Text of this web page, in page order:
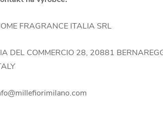
FRAGRANCE ITALIA SRL
DEL COMMERCIO 28, 20881